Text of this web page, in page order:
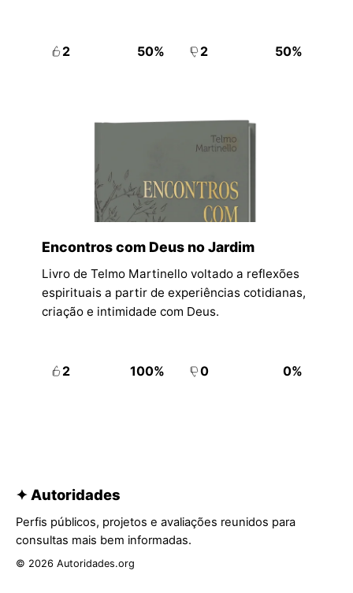
2 50% 2 50%
Encontros com Deus no Jardim
Livro de Telmo Martinello voltado a reflexões
espirituais a partir de experiências cotidianas,
criação e intimidade com Deus.
2 100% 0 0%
✦ Autoridades
Perfis públicos, projetos e avaliações reunidos para
consultas mais bem informadas.
© 2026 Autoridades.org